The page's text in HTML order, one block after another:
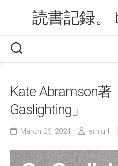
読書記録。
Kate Abramson著
Gaslighting」
March 26, 2024 emigrl